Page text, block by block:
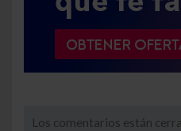
Los comentarios están